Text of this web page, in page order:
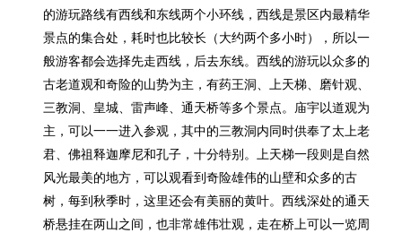
的游玩路线有西线和东线两个小环线，西线是景区内最精华
景点的集合处，耗时也比较长（大约两个多小时），所以一
般游客都会选择先走西线，后去东线。西线的游玩以众多的
古老道观和奇险的山势为主，有药王洞、上天梯、磨针观、
三教洞、皇城、雷声峰、通天桥等多个景点。庙宇以道观为
主，可以一一进入参观，其中的三教洞内同时供奉了太上老
君、佛祖释迦摩尼和孔子，十分特别。上天梯一段则是自然
风光最美的地方，可以观看到奇险雄伟的山壁和众多的古
树，每到秋季时，这里还会有美丽的黄叶。西线深处的通天
桥悬挂在两山之间，也非常雄伟壮观，走在桥上可以一览周